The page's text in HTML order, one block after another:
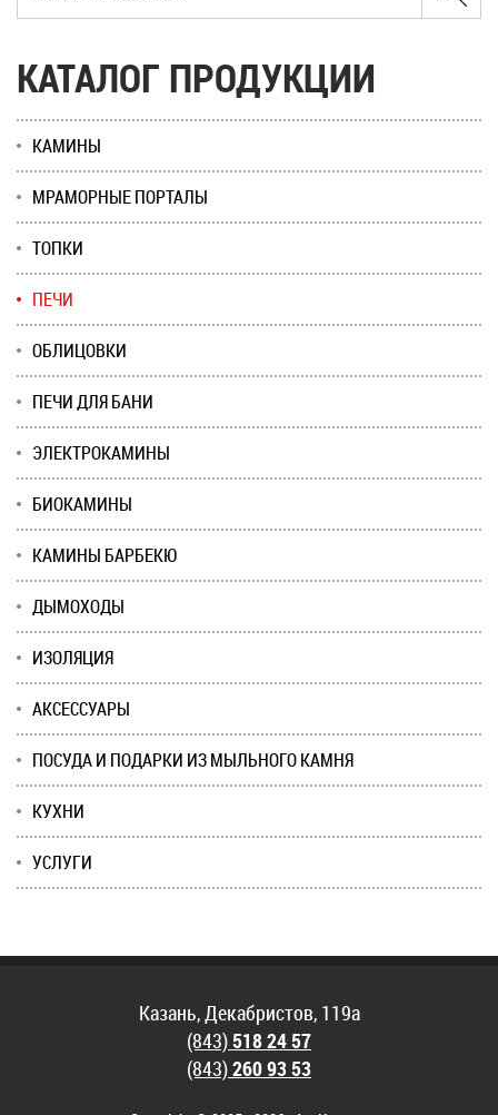
КАТАЛОГ ПРОДУКЦИИ
КАМИНЫ
МРАМОРНЫЕ ПОРТАЛЫ
ТОПКИ
ПЕЧИ
ОБЛИЦОВКИ
ПЕЧИ ДЛЯ БАНИ
ЭЛЕКТРОКАМИНЫ
БИОКАМИНЫ
КАМИНЫ БАРБЕКЮ
ДЫМОХОДЫ
ИЗОЛЯЦИЯ
АКСЕССУАРЫ
ПОСУДА И ПОДАРКИ ИЗ МЫЛЬНОГО КАМНЯ
КУХНИ
УСЛУГИ
Казань, Декабристов, 119а
(843)518 24 57
(843)260 93 53